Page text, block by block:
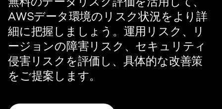
AWSデータ環境のリスク状況をより詳
細に把握しましょう。運用リスク、リ
ージョンの障害リスク、セキュリティ
侵害リスクを評価し、具体的な改善策
をご提案します。